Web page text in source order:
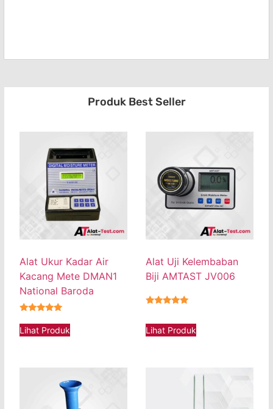
Produk Best Seller
Alat Ukur Kadar Air
Kacang Mete DMAN1
National Baroda
Lihat Produk
Alat Uji Kelembaban
Biji AMTAST JV006
Lihat Produk